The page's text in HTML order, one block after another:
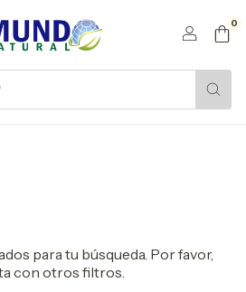
0
para tu búsqueda. Por favor,
con otros filtros.